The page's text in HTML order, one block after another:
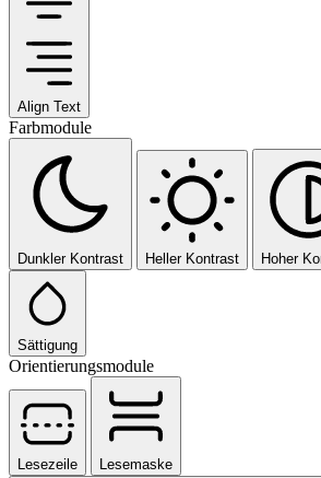
Align Text
Farbmodule
Dunkler Kontrast Heller Kontrast Hoher
Sättigung
Orientierungsmodule
Lesezeile
Lesemaske